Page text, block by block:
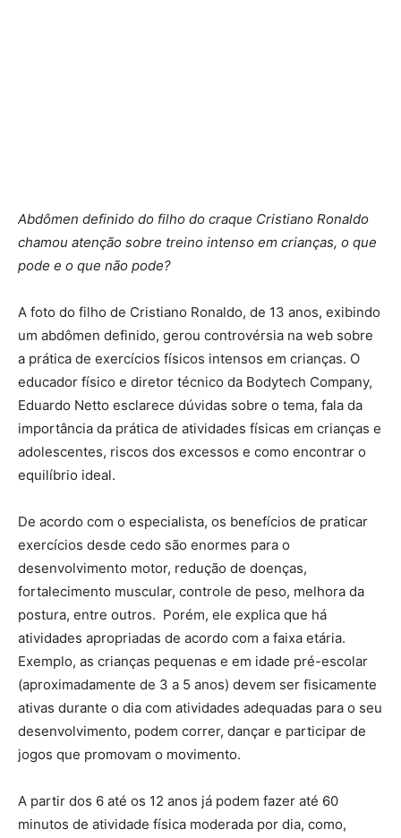
Abdômen definido do filho do craque Cristiano Ronaldo
chamou atenção sobre treino intenso em crianças, o que
pode e o que não pode?
A foto do filho de Cristiano Ronaldo, de 13 anos, exibindo
um abdômen definido, gerou controvérsia na web sobre
a prática de exercícios físicos intensos em crianças. O
educador físico e diretor técnico da Bodytech Company,
Eduardo Netto esclarece dúvidas sobre o tema, fala da
importância da prática de atividades físicas em crianças e
adolescentes, riscos dos excessos e como encontrar o
equilíbrio ideal.
De acordo com o especialista, os benefícios de praticar
exercícios desde cedo são enormes para o
desenvolvimento motor, redução de doenças,
fortalecimento muscular, controle de peso, melhora da
postura, entre outros. Porém, ele explica que há
atividades apropriadas de acordo com a faixa etária.
Exemplo, as crianças pequenas e em idade pré-escolar
(aproximadamente de 3 a 5 anos) devem ser fisicamente
ativas durante o dia com atividades adequadas para o seu
desenvolvimento, podem correr, dançar e participar de
jogos que promovam o movimento.
A partir dos 6 até os 12 anos já podem fazer até 60
minutos de atividade física moderada por dia, como,